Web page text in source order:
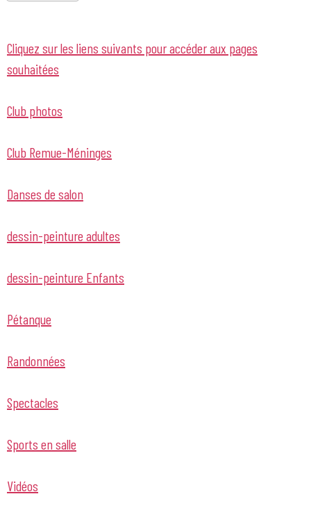
Cliquez sur les liens suivants pour accéder aux pages
souhaitées
Club photos
Club Remue-Méninges
Danses de salon
dessin-peinture adultes
dessin-peinture Enfants
Pétanque
Randonnées
Spectacles
Sports en salle
Vidéos